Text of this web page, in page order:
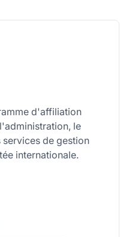
d'affiliation
le
de gestion
internationale.